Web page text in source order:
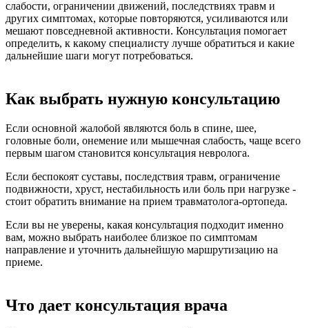
слабости, ограничении движений, последствиях травм и
других симптомах, которые повторяются, усиливаются или
мешают повседневной активности. Консультация помогает
определить, к какому специалисту лучше обратиться и какие
дальнейшие шаги могут потребоваться.
Как выбрать нужную консультацию
Если основной жалобой являются боль в спине, шее,
головные боли, онемение или мышечная слабость, чаще всего
первым шагом становится консультация невролога.
Если беспокоят суставы, последствия травм, ограничение
подвижности, хруст, нестабильность или боль при нагрузке -
стоит обратить внимание на прием травматолога-ортопеда.
Если вы не уверены, какая консультация подходит именно
вам, можно выбрать наиболее близкое по симптомам
направление и уточнить дальнейшую маршрутизацию на
приеме.
Что дает консультация врача